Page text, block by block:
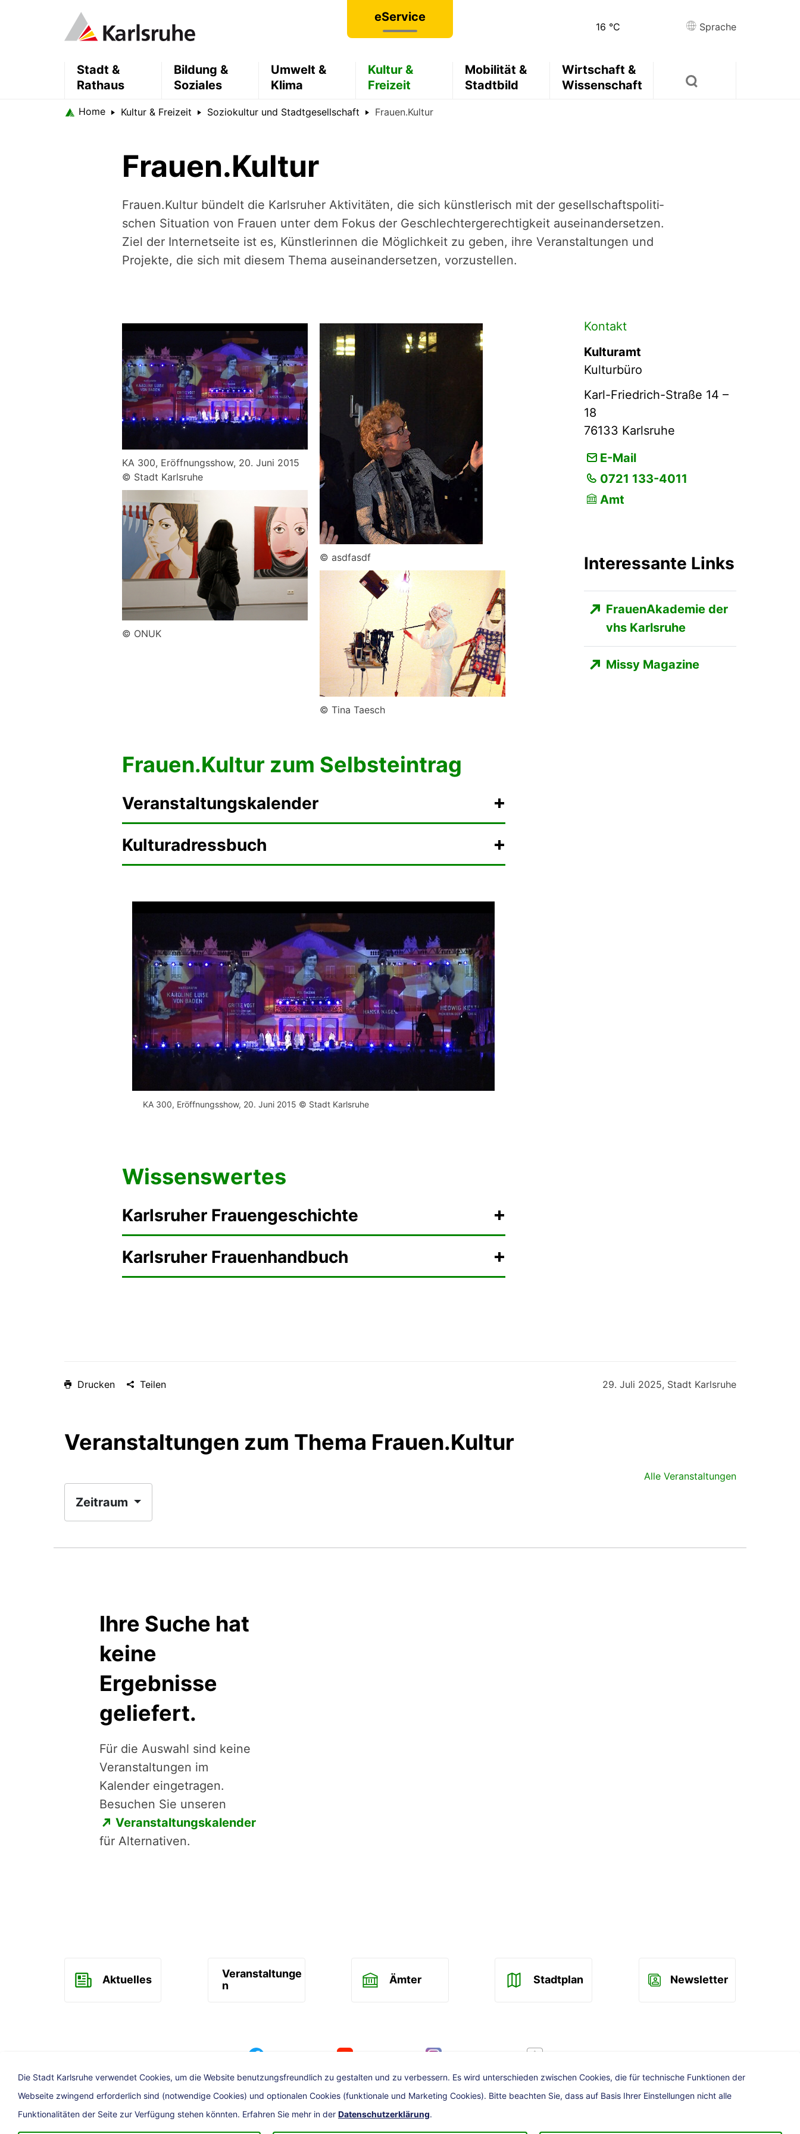
eService
16 °C Sprache
Stadt &
Rathaus
Bildung &
Soziales
Umwelt &
Klima
Kultur &
Freizeit
Mobilität &
Stadtbild
Wirtschaft &
Wissenschaft
Home Kultur & Freizeit Soziokultur und Stadtgesellschaft Frauen.Kultur
Frauen.Kultur
Frauen.Kultur bündelt die Karlsruher Aktivi­tä­ten, die sich künst­le­risch mit der gesell­schafts­po­li­ti­
schen Situation von Frauen unter dem Fokus der Geschlech­ter­ge­rech­tig­keit ausein­an­der­set­zen.
Ziel der Internetseite ist es, Künst­le­rin­nen die Möglich­keit zu geben, ihre Veran­stal­tun­gen und
Projekte, die sich mit diesem Thema ausein­an­der­set­zen, vorzu­stel­len.
KA 300, Eröffnungsshow, 20. Juni 2015
© Stadt Karlsruhe
© ONUK
© asdfasdf
© Tina Taesch
Frauen.Kultur zum Selbsteintrag
Veranstaltungskalender
Kulturadressbuch
KA 300, Eröffnungsshow, 20. Juni 2015 © Stadt Karlsruhe
Wissenswertes
Karlsruher Frauengeschichte
Karlsruher Frauenhandbuch
Kontakt
Kulturamt
Kulturbüro
Karl-Friedrich-Straße 14 –
18
76133 Karlsruhe
E-Mail
0721 133-4011
Amt
Interessante Links
FrauenAkademie der
vhs Karlsruhe
Missy Magazine
Drucken Teilen 29. Juli 2025, Stadt Karlsruhe
Veranstaltungen zum Thema Frauen.Kultur
Alle Veranstaltungen
Zeitraum
Ihre Suche hat
keine
Ergebnisse
geliefert.
Für die Auswahl sind keine
Veranstaltungen im
Kalender eingetragen.
Besuchen Sie unseren
Veranstaltungskalender
für Alternativen.
Aktuelles
Veranstaltunge
n
Ämter Stadtplan Newsletter
Facebook Youtube Instagram Karlsruhe App
Die Stadt Karlsruhe verwendet Cookies, um die Website benutzungsfreundlich zu gestalten und zu verbessern. Es wird unterschieden zwischen Cookies, die für technische Funktionen der
Webseite zwingend erforderlich sind (notwendige Cookies) und optionalen Cookies (funktionale und Marketing Cookies). Bitte beachten Sie, dass auf Basis Ihrer Einstellungen nicht alle
Funktionalitäten der Seite zur Verfügung stehen könnten. Erfahren Sie mehr in der Datenschutzerklärung.